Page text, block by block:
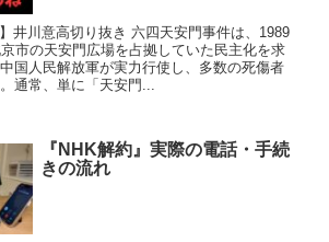
井川意高切り抜き 六四天安門事件は、1989
市の天安門広場を占拠していた民主化を求
国人民解放軍が実力行使し、多数の死傷者
通常、単に「天安門...
『NHK解約』実際の電話・手続
きの流れ